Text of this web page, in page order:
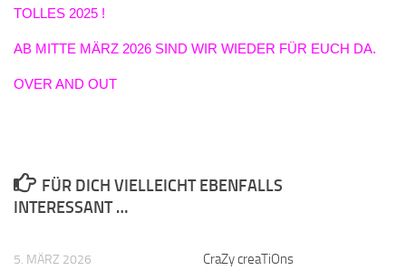
TOLLES 2025 !
AB MITTE MÄRZ 2026 SIND WIR WIEDER FÜR EUCH DA.
OVER AND OUT
FÜR DICH VIELLEICHT EBENFALLS
INTERESSANT …
5. MÄRZ 2026 CraZy creaTiOns